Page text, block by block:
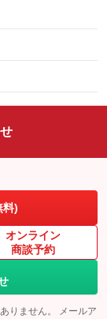
料)
オンライン
商談予約
りません。 メールア